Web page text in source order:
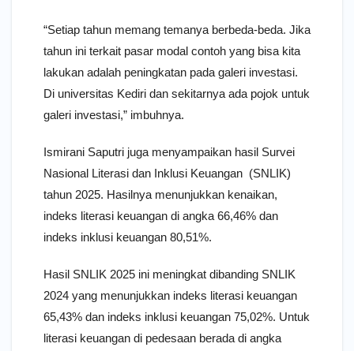
“Setiap tahun memang temanya berbeda-beda. Jika
tahun ini terkait pasar modal contoh yang bisa kita
lakukan adalah peningkatan pada galeri investasi.
Di universitas Kediri dan sekitarnya ada pojok untuk
galeri investasi,” imbuhnya.
Ismirani Saputri juga menyampaikan hasil Survei
Nasional Literasi dan Inklusi Keuangan (SNLIK)
tahun 2025. Hasilnya menunjukkan kenaikan,
indeks literasi keuangan di angka 66,46% dan
indeks inklusi keuangan 80,51%.
Hasil SNLIK 2025 ini meningkat dibanding SNLIK
2024 yang menunjukkan indeks literasi keuangan
65,43% dan indeks inklusi keuangan 75,02%. Untuk
literasi keuangan di pedesaan berada di angka